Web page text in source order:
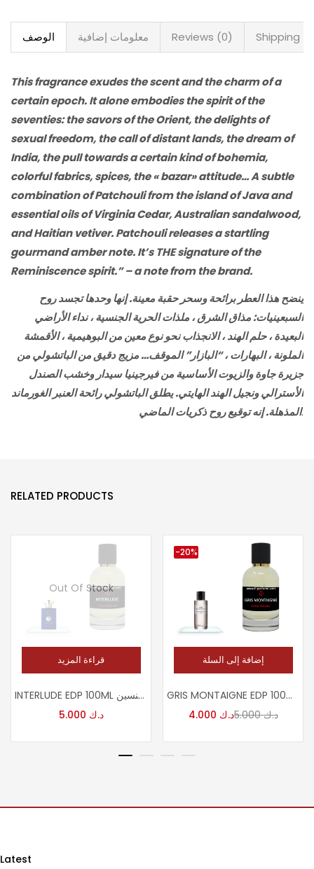
الوصف معلومات إضافية Reviews (0) Shipping
This fragrance exudes the scent and the charm of a
certain epoch. It alone embodies the spirit of the
seventies: the savors of the Orient, the delights of
sexual freedom, the call of distant lands, the dream of
India, the pull towards a certain kind of bohemia,
colorful fabrics, spices, the « bazar» attitude… A subtle
combination of Patchouli from the island of Java and
essential oils of Virginia Cedar, Australian sandalwood,
and Haitian vetiver. Patchouli releases a startling
gourmand amber note. It’s THE signature of the
Reminiscence spirit.” – a note from the brand.
ينضح هذا العطر برائحة وسحر حقبة معينة. إنها وحدها تجسد روح
السبعينيات: مذاق الشرق ، ملذات الحرية الجنسية ، نداء الأراضي
البعيدة ، حلم الهند ، الانجذاب نحو نوع معين من البوهيمية ، الأقمشة
الملونة ، البهارات ، “البازار” الموقف… مزيج دقيق من الباتشولي من
جزيرة جاوة والزيوت الأساسية من فيرجينيا سيدار وخشب الصندل
الأسترالي ونجيل الهند الهايتي. يطلق الباتشولي رائحة العنبر الغورماند
المذهلة. إنه توقيع روح ذكريات الماضي .
RELATED PRODUCTS
Out Of Stock
قراءة المزيد
INTERLUDE EDP 100ML عطر امواج انترلود للجنسين
د.ك
-20%
إضافة إلى السلة
GRIS MONTAIGNE EDP 100ML عطر جريس مونتاجين للجنسين
د.ك
د.ك5.000
Latest